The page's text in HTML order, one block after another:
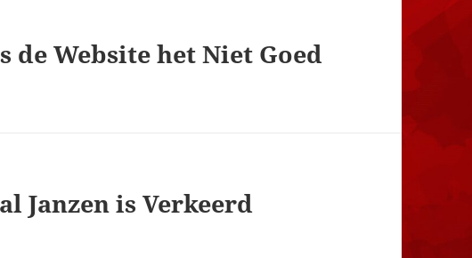
de Website het Niet Goed
Janzen is Verkeerd